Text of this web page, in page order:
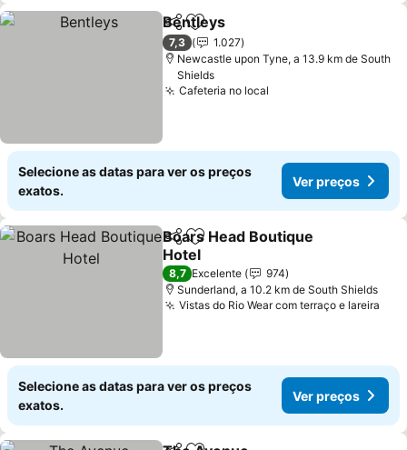
PartilharAdicionar aos favoritos
Bentleys
7,3
1.027
Newcastle upon Tyne, a 13.9 km de South
Shields
Cafeteria no local
Selecione as datas para ver os preços
exatos.
Ver preços
PartilharAdicionar aos favoritos
Boars Head Boutique
Hotel
Ver preços
8,7 Excelente
974
Sunderland, a 10.2 km de South Shields
Vistas do Rio Wear com terraço e lareira
Selecione as datas para ver os preços
exatos.
Ver preços